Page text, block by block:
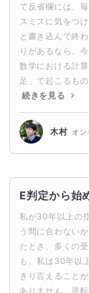
て反省欄には、
スミスに気をつ
と書き込んで終
りがあるなら、
数学における計
足」で起こるも
続きを見る
木村 オン
E判定から始
私が30年以上の
う間に合わない
たとき、多くの
も、私は30年以
きり言えること
ありません。逆